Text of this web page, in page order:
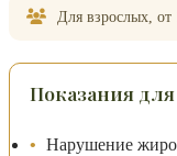
Для взрослых, от
Показания
Нарушение